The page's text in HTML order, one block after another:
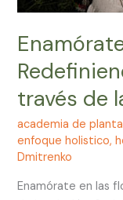
través de
academia de
enfoque holistico,
Dmitrenko
Enamórate en las
relación.